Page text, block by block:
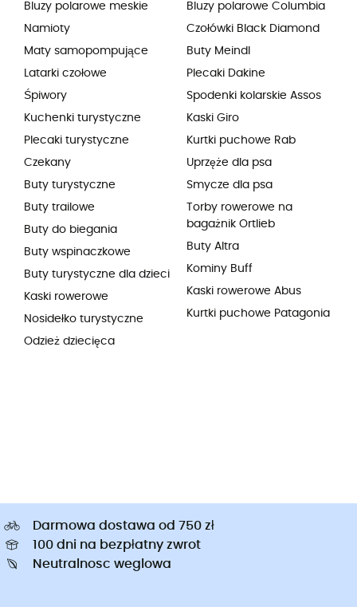
Bluzy polarowe meskie
Namioty
Maty samopompujące
Latarki czołowe
Śpiwory
Kuchenki turystyczne
Plecaki turystyczne
Czekany
Buty turystyczne
Buty trailowe
Buty do biegania
Buty wspinaczkowe
Buty turystyczne dla dzieci
Kaski rowerowe
Nosidełko turystyczne
Odzież dziecięca
Bluzy polarowe Columbia
Czołówki Black Diamond
Buty Meindl
Plecaki Dakine
Spodenki kolarskie Assos
Kaski Giro
Kurtki puchowe Rab
Uprzęże dla psa
Smycze dla psa
Torby rowerowe na
bagażnik Ortlieb
Buty Altra
Kominy Buff
Kaski rowerowe Abus
Kurtki puchowe Patagonia
Darmowa dostawa od 750 zł
100 dni na bezpłatny zwrot
Neutralnosc weglowa